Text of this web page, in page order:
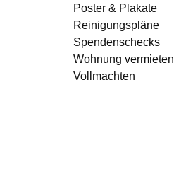
Poster & Plakate
Reinigungspläne
Spendenschecks
Wohnung vermieten
Vollmachten